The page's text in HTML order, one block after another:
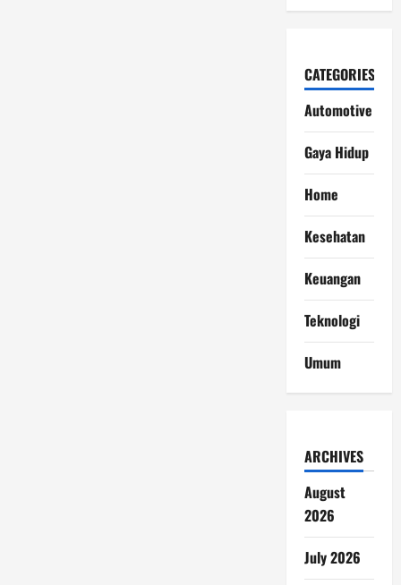
CATEGORIES
Automotive
Gaya Hidup
Home
Kesehatan
Keuangan
Teknologi
Umum
ARCHIVES
August
2026
July 2026